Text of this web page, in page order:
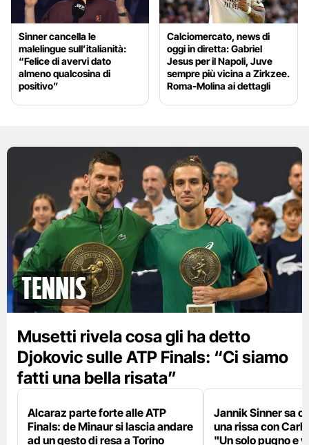
Sinner cancella le
malelingue sull’italianità:
“Felice di avervi dato
almeno qualcosina di
positivo”
Calciomercato, news di
oggi in diretta: Gabriel
Jesus per il Napoli, Juve
sempre più vicina a Zirkzee.
Roma-Molina ai dettagli
tennis
Musetti rivela cosa gli ha detto
Djokovic sulle ATP Finals: “Ci siamo
fatti una bella risata”
Alcaraz parte forte alle ATP
Finals: de Minaur si lascia andare
ad un gesto di resa a Torino
Jannik Sinner sa
una rissa con
"Un solo pugno e